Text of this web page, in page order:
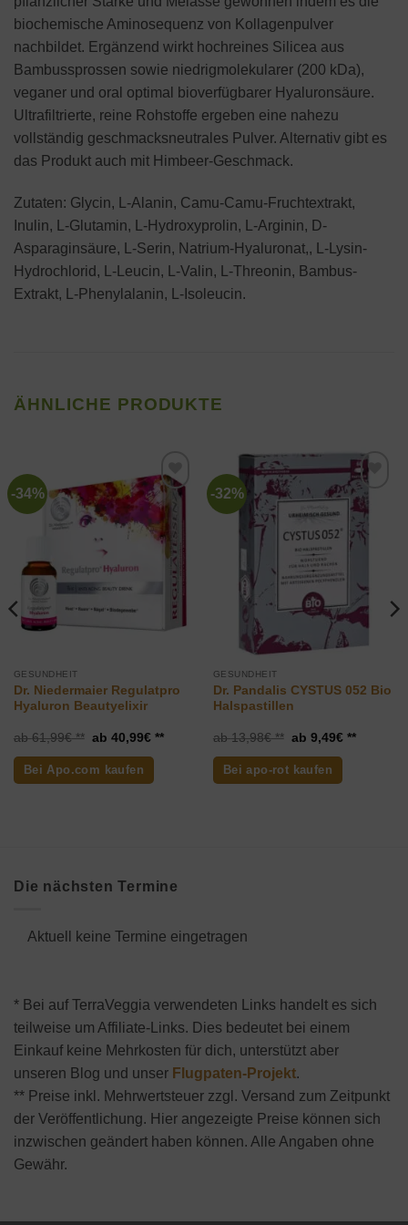
biochemische Aminosequenz von Kollagenpulver
nachbildet. Ergänzend wirkt hochreines Silicea aus
Bambussprossen sowie niedrigmolekularer (200 kDa),
veganer und oral optimal bioverfügbarer Hyaluronsäure.
Ultrafiltrierte, reine Rohstoffe ergeben eine nahezu
vollständig geschmacksneutrales Pulver. Alternativ gibt es
das Produkt auch mit Himbeer-Geschmack.
Zutaten: Glycin, L-Alanin, Camu-Camu-Fruchtextrakt,
Inulin, L-Glutamin, L-Hydroxyprolin, L-Arginin, D-
Asparaginsäure, L-Serin, Natrium-Hyaluronat,, L-Lysin-
Hydrochlorid, L-Leucin, L-Valin, L-Threonin, Bambus-
Extrakt, L-Phenylalanin, L-Isoleucin.
ÄHNLICHE PRODUKTE
-34%
Zur
Wunschliste
hinzufügen
GESUNDHEIT
Dr. Niedermaier Regulatpro
Hyaluron Beautyelixir
61,99€
Ursprünglicher
war:
61,99€
40,99€
Aktueller
Bei Apo.com kaufen
-32%
Zur
Wunschliste
hinzufügen
GESUNDHEIT
Dr. Pandalis CYSTUS 052 Bio
Halspastillen
13,98€
Ursprünglicher
war:
13,98€
9,49€
Aktueller
Bei apo-rot kaufen
Die nächsten Termine
Aktuell keine Termine eingetragen
* Bei auf TerraVeggia verwendeten Links handelt es sich
teilweise um Affiliate-Links. Dies bedeutet bei einem
Einkauf keine Mehrkosten für dich, unterstützt aber
unseren Blog und unser Flugpaten-Projekt.
** Preise inkl. Mehrwertsteuer zzgl. Versand zum Zeitpunkt
der Veröffentlichung. Hier angezeigte Preise können sich
inzwischen geändert haben können. Alle Angaben ohne
Gewähr.